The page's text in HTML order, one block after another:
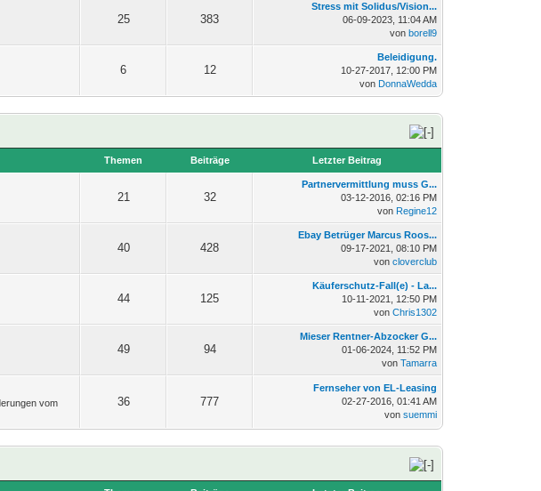
25 383
Stress mit Solidus/Vision...
06-09-2023, 11:04 AM
vonborell9
6 12
Beleidigung.
10-27-2017, 12:00 PM
von DonnaWedda
Themen Beiträge Letzter Beitrag
21 32
Partnervermittlung muss G...
03-12-2016, 02:16 PM
von Regine12
40 428
Ebay Betrüger Marcus Roos...
09-17-2021, 08:10 PM
voncloverclub
44 125
Käuferschutz-Fall(e) - La...
10-11-2021, 12:50 PM
vonChris1302
49 94
Mieser Rentner-Abzocker G...
01-06-2024, 11:52 PM
vonTamarra
vom
36 777
Fernseher von EL-Leasing
02-27-2016, 01:41 AM
vonsuemmi